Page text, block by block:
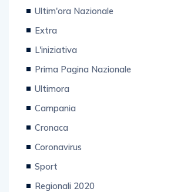
Ultim'ora Nazionale
Extra
L'iniziativa
Prima Pagina Nazionale
Ultimora
Campania
Cronaca
Coronavirus
Sport
Regionali 2020